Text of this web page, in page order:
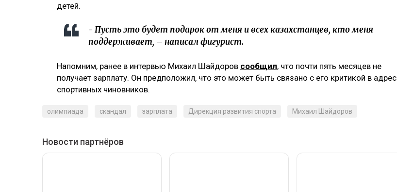
детей.
- Пусть это будет подарок от меня и всех казахстанцев, кто меня
поддерживает, – написал фигурист.
Напомним, ранее в интервью Михаил Шайдоров сообщил, что почти пять месяцев не
получает зарплату. Он предположил, что это может быть связано с его критикой в адрес
спортивных чиновников.
олимпиада скандал зарплата Дирекция развития спорта Михаил Шайдоров